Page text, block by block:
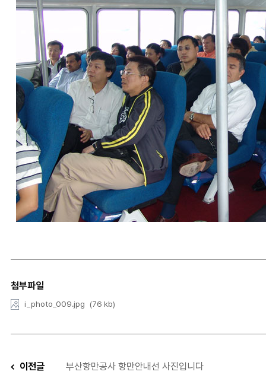
첨부파일
i_photo_009.jpg (76 kb)
이전글 부산항만공사 항만안내선 사진입니다